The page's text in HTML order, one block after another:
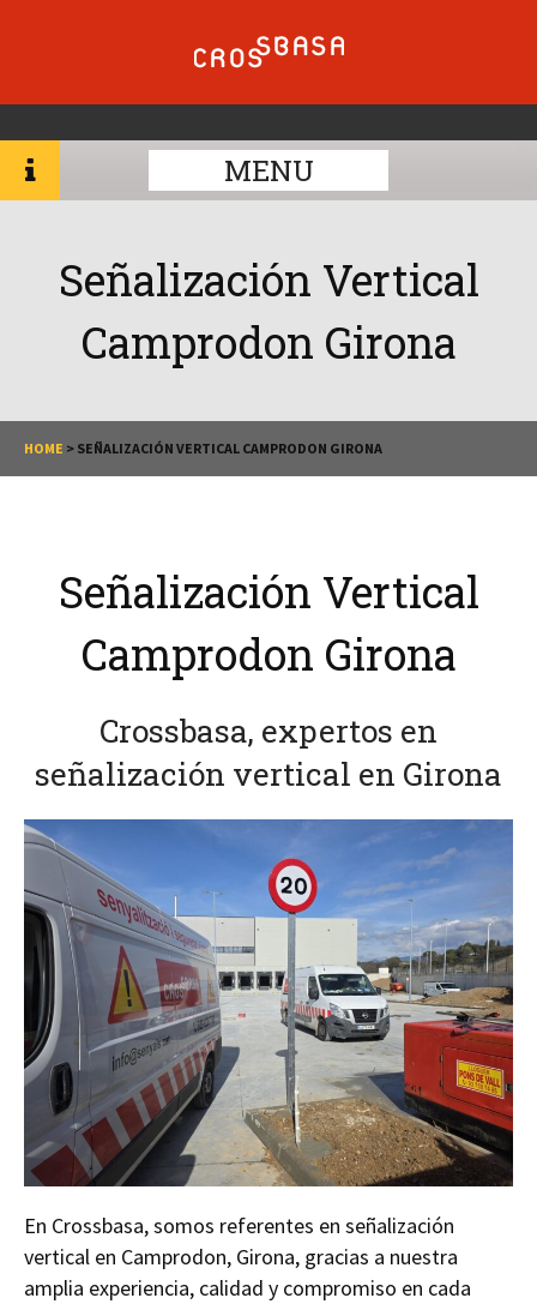
MENU
Señalización Vertical
Camprodon Girona
HOME > SEÑALIZACIÓN VERTICAL CAMPRODON GIRONA
Señalización Vertical
Camprodon Girona
Crossbasa, expertos en
señalización vertical en Girona
En Crossbasa, somos referentes en señalización
vertical en Camprodon, Girona, gracias a nuestra
amplia experiencia, calidad y compromiso en cada